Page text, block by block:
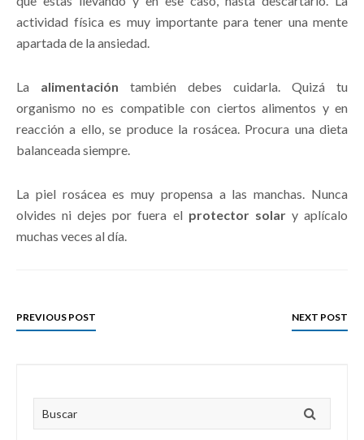
actividad física es muy importante para tener una mente
apartada de la ansiedad.
La alimentación también debes cuidarla. Quizá tu
organismo no es compatible con ciertos alimentos y en
reacción a ello, se produce la rosácea. Procura una dieta
balanceada siempre.
La piel rosácea es muy propensa a las manchas. Nunca
olvides ni dejes por fuera el protector solary aplícalo
muchas veces al día.
PREVIOUS POST NEXT POST
Primary
Sidebar